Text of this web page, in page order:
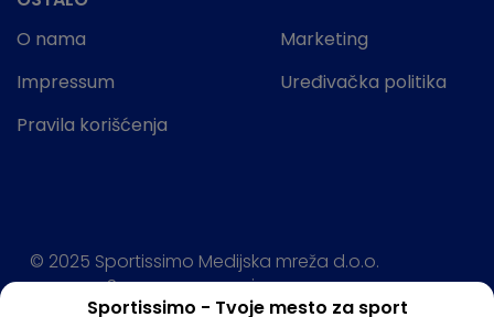
Sportissimo - Tvoje mesto za sport
O nama
Impressum
Pravila korišćenja
Marketing
Uređivačka politika
© 2025 Sportissimo Medijska mreža d.o.o.
Sva prava rezervisana.